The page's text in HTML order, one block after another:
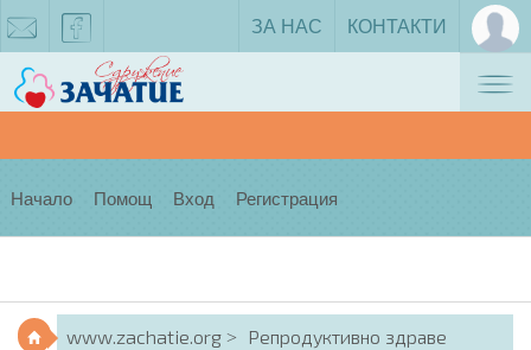
facebook
ЗА НАС КОНТАКТИ
Начало Помощ Вход Регистрация
www.zachatie.org
Репродуктивно здраве